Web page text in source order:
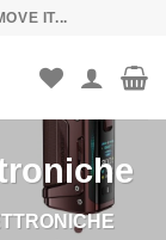
IT...